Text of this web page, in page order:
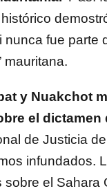
nunca fue parte
mauritana.
y Nuakchot
el dictamen
de Justicia
infundados.
el Sahara